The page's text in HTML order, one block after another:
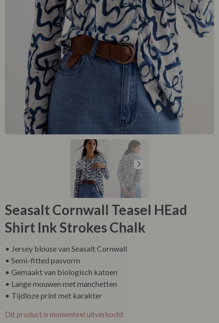
Seasalt Cornwall Teasel HEad
Shirt Ink Strokes Chalk
• Jersey blouse van Seasalt Cornwall
• Semi-fitted pasvorm
• Gemaakt van biologisch katoen
• Lange mouwen met manchetten
• Tijdloze print met karakter
Dit product is momenteel uitverkocht